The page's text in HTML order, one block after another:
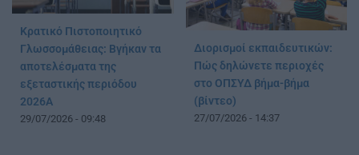
Κρατικό Πιστοποιητικό
Γλωσσομάθειας: Βγήκαν τα
αποτελέσματα της
εξεταστικής περιόδου
2026Α
29/07/2026 - 09:48
Διορισμοί εκπαιδευτικών:
Πώς δηλώνετε περιοχές
στο ΟΠΣΥΔ βήμα-βήμα
(βίντεο)
27/07/2026 - 14:37